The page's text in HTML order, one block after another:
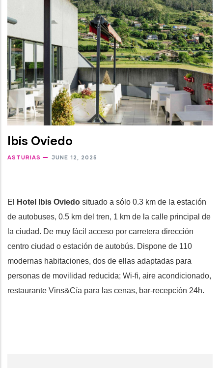
Ibis Oviedo
ASTURIAS JUNE 12, 2025
El Hotel Ibis Oviedo situado a sólo 0.3 km de la estación
de autobuses, 0.5 km del tren, 1 km de la calle principal de
la ciudad. De muy fácil acceso por carretera dirección
centro ciudad o estación de autobús. Dispone de 110
modernas habitaciones, dos de ellas adaptadas para
personas de movilidad reducida; Wi-fi, aire acondicionado,
restaurante Vins&Cía para las cenas, bar-recepción 24h.